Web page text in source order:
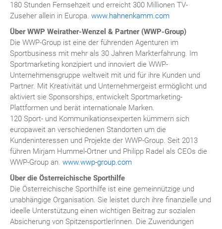
180 Stunden Fernsehzeit und erreicht 300 Millionen TV-
Zuseher allein in Europa. www.hahnenkamm.com
Über WWP Weirather-Wenzel & Partner (WWP-Group)
Die WWP-Group ist eine der führenden Agenturen im
Sportbusiness mit mehr als 30 Jahren Markterfahrung. Im
Sportmarketing konzipiert und innoviert die WWP-
Unternehmensgruppe weltweit mit und für ihre Kunden und
Partner. Mit Kreativität und Unternehmergeist ermöglicht und
aktiviert sie Sponsorships, entwickelt Sportmarketing-
Plattformen und berät internationale Marken.
120 Sport- und Kommunikationsexperten kümmern sich
europaweit an verschiedenen Standorten um die
Kundeninteressen und Projekte der WWP-Group. Seit 2013
führen Mirjam Hummel-Ortner und Philipp Radel als CEOs die
WWP-Group an. www.wwp-group.com
Über die Österreichische Sporthilfe
Die Österreichische Sporthilfe ist eine gemeinnützige und
unabhängige Organisation. Sie leistet durch ihre finanzielle und
ideelle Unterstützung einen wichtigen Beitrag zur sozialen
Absicherung von SpitzensportlerInnen. Die Zuwendungen